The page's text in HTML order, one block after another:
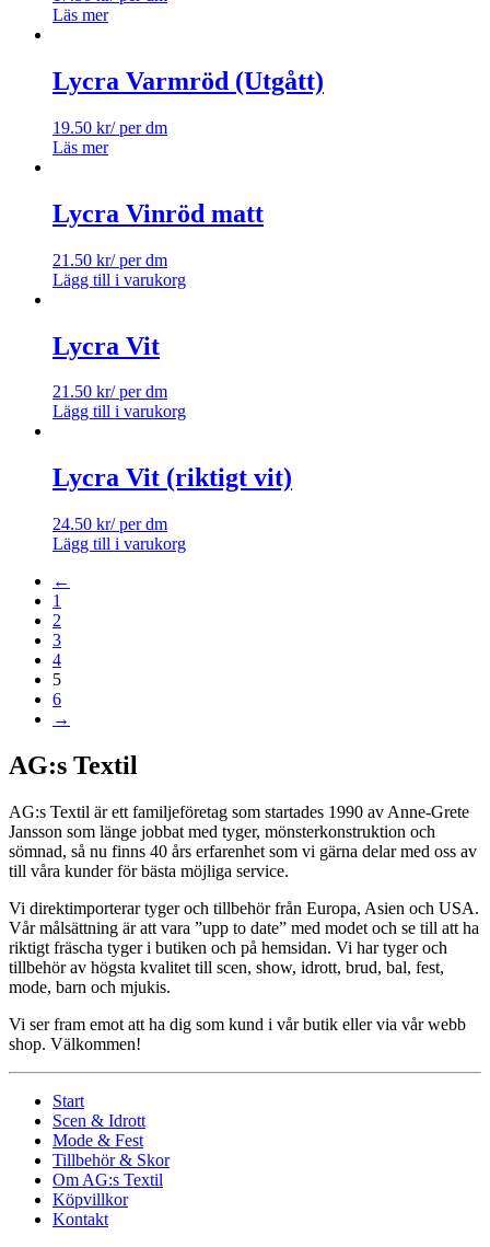
Läs mer
Lycra Varmröd (Utgått)
19.50 kr/ per dm
Läs mer
Lycra Vinröd matt
21.50 kr/ per dm
Lägg till i varukorg
Lycra Vit
21.50 kr/ per dm
Lägg till i varukorg
Lycra Vit (riktigt vit)
24.50 kr/ per dm
Lägg till i varukorg
←
1
2
3
4
5
6
→
AG:s Textil
AG:s Textil är ett familjeföretag som startades 1990 av Anne-Grete
Jansson som länge jobbat med tyger, mönsterkonstruktion och
sömnad, så nu finns 40 års erfarenhet som vi gärna delar med oss av
till våra kunder för bästa möjliga service.
Vi direktimporterar tyger och tillbehör från Europa, Asien och USA.
Vår målsättning är att vara ”upp to date” med modet och se till att ha
riktigt fräscha tyger i butiken och på hemsidan. Vi har tyger och
tillbehör av högsta kvalitet till scen, show, idrott, brud, bal, fest,
mode, barn och mjukis.
Vi ser fram emot att ha dig som kund i vår butik eller via vår webb
shop. Välkommen!
Start
Scen & Idrott
Mode & Fest
Tillbehör & Skor
Om AG:s Textil
Köpvillkor
Kontakt